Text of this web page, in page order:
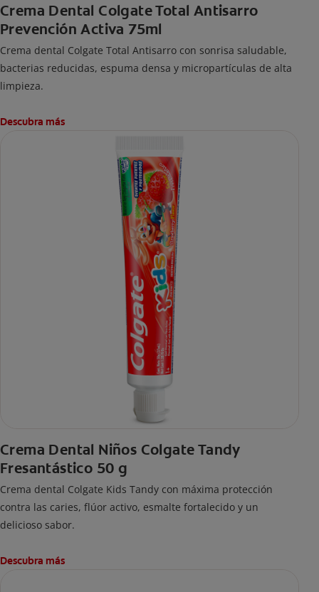
Crema Dental Colgate Total Antisarro
Prevención Activa 75ml
Crema dental Colgate Total Antisarro con sonrisa saludable,
bacterias reducidas, espuma densa y micropartículas de alta
limpieza.
Descubra más
Crema Dental Niños Colgate Tandy
Fresantástico 50 g
Crema dental Colgate Kids Tandy con máxima protección
contra las caries, flúor activo, esmalte fortalecido y un
delicioso sabor.
Descubra más